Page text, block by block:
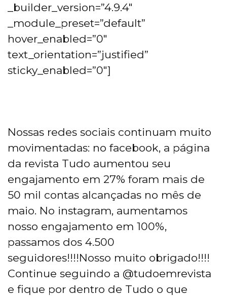
_builder_version=”4.9.4″
_module_preset=”default”
hover_enabled=”0″
text_orientation=”justified”
sticky_enabled=”0″]
Nossas redes sociais continuam muito
movimentadas: no facebook, a página
da revista Tudo aumentou seu
engajamento em 27% foram mais de
50 mil contas alcançadas no mês de
maio. No instagram, aumentamos
nosso engajamento em 100%,
passamos dos 4.500
seguidores!!!!Nosso muito obrigado!!!!
Continue seguindo a @tudoemrevista
e fique por dentro de Tudo o que